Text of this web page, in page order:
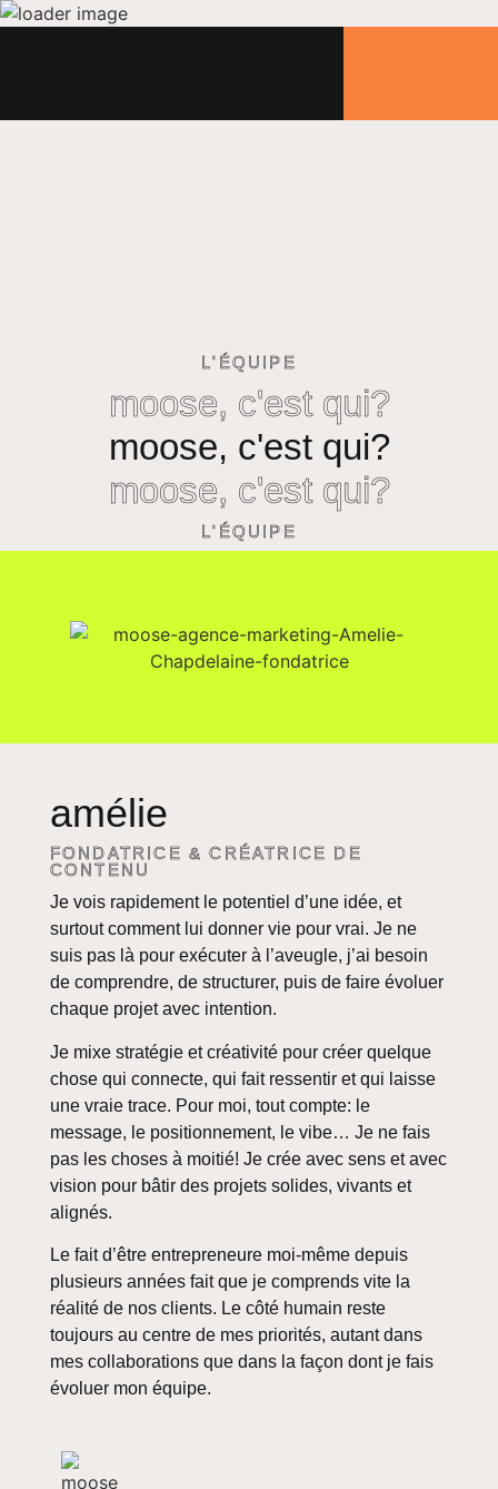
L'ÉQUIPE
moose, c'est qui?
moose, c'est qui?
moose, c'est qui?
L'ÉQUIPE
amélie
FONDATRICE & CRÉATRICE DE
CONTENU
Je vois rapidement le potentiel d’une idée, et
surtout comment lui donner vie pour vrai. Je ne
suis pas là pour exécuter à l’aveugle, j’ai besoin
de comprendre, de structurer, puis de faire évoluer
chaque projet avec intention.
Je mixe stratégie et créativité pour créer quelque
chose qui connecte, qui fait ressentir et qui laisse
une vraie trace. Pour moi, tout compte: le
message, le positionnement, le vibe… Je ne fais
pas les choses à moitié! Je crée avec sens et avec
vision pour bâtir des projets solides, vivants et
alignés.
Le fait d’être entrepreneure moi-même depuis
plusieurs années fait que je comprends vite la
réalité de nos clients. Le côté humain reste
toujours au centre de mes priorités, autant dans
mes collaborations que dans la façon dont je fais
évoluer mon équipe.